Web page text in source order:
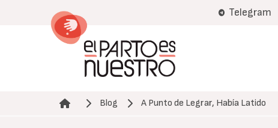
Telegram
Ruta de navegación
Blog A Punto de Legrar, Había Latido